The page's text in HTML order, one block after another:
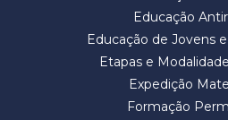
Educação
Educação de Jovens
Etapas e
Expedição
Formação